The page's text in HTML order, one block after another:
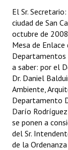
Resoluciones
Resoluciones
Antiguos
Noticias
Registros y
Datos Históricos
El Sr.
ciudad de San
octubre de
Mesa de
Departamentos
a saber: por el
Dr. Daniel
Ambiente,
Departamento
Darío
se ponen a
del Sr.
de la